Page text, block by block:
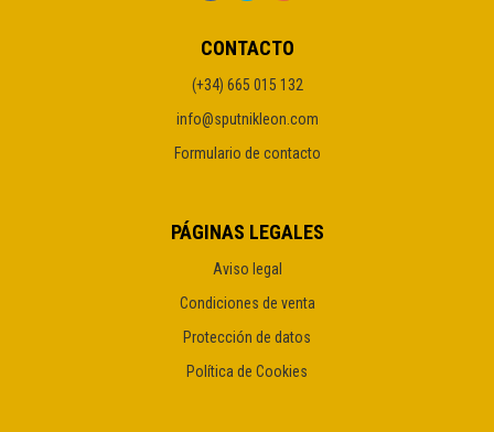
CONTACTO
(+34) 665 015 132
info@sputnikleon.com
Formulario de contacto
PÁGINAS LEGALES
Aviso legal
Condiciones de venta
Protección de datos
Política de Cookies